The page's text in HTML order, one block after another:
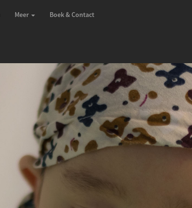
Meer Boek & Contact